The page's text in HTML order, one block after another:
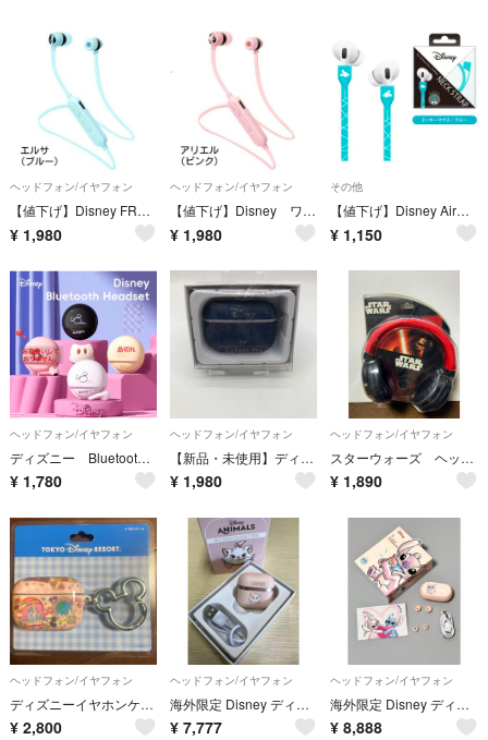
ヘッドフォン/イヤフォン
【値下げ】Disney FROZENⅡ ワイヤレスイヤホン エルサ
¥ 1,980
ヘッドフォン/イヤフォン
【値下げ】Disney ワイヤレスホン アリエル
¥ 1,980
その他
【値下げ】Disney AirPods用 ネックストラップ
¥ 1,150
ヘッドフォン/イヤフォン
ディズニー Bluetooth5.3 ワイヤレスイヤホン ペアリング確認済
¥ 1,780
ヘッドフォン/イヤフォン
【新品・未使用】ディズニー AirPods Pro ケース ドナルドダック
¥ 1,980
ヘッドフォン/イヤフォン
スターウォーズ ヘッドフォン 新品
¥ 1,890
ヘッドフォン/イヤフォン
ディズニーイヤホンケース
¥ 2,800
ヘッドフォン/イヤフォン
海外限定 Disney ディズニー マリー ワイヤレス イヤホン
¥ 7,777
ヘッドフォン/イヤフォン
海外限定 Disney ディズニー エンジェル TWS ワイヤレス イヤホン
¥ 8,888